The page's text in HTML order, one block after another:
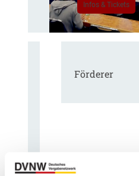
Infos & Tickets
Förderer